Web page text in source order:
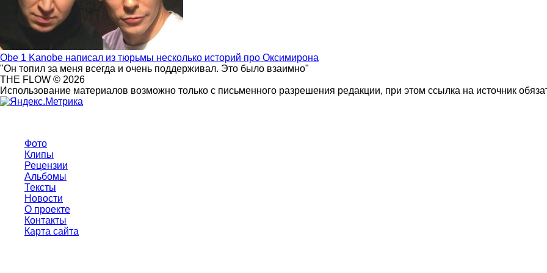
Obe 1 Kanobe написал из тюрьмы несколько историй про Оксимирона
"Он топил за меня всегда и очень поддерживал. Это было взаимно"
THE FLOW © 2026
Использование материалов возможно только с письменного разрешения редакции, при этом ссылка на источник
Фото
Клипы
Рецензии
Альбомы
Тексты
Новости
О проекте
Контакты
Карта сайта